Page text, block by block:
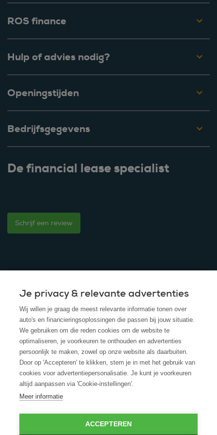
ROS finance
Hulp of advies nodig?
Openingstijden
Bedrijfsgegevens
De financial lease specialist
Schrijf een review
© 2025 - ROS Krediet Service
Algemene Voorwaarden
Disclaimer
Privacy Policy
Cookies
Cookie policy
Je privacy & relevante advertenties
Wij willen je graag de meest relevante informatie tonen over
auto's en financieringsoplossingen die passen bij jouw situatie.
We gebruiken om die reden cookies om de website te
optimaliseren, je voorkeuren te onthouden en advertenties
persoonlijk te maken, zowel op onze website als daarbuiten.
Door op 'Accepteren' te klikken, stem je in met het gebruik van
cookies voor advertentiepersonalisatie. Je kunt je voorkeuren
altijd aanpassen via 'Cookie-instellingen'.
Meer informatie
ACCEPTEREN